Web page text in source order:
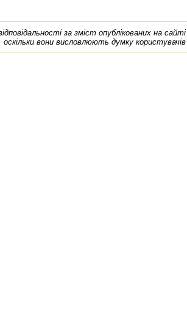
за зміст опублікованих на
оскільки вони висловлюють думку